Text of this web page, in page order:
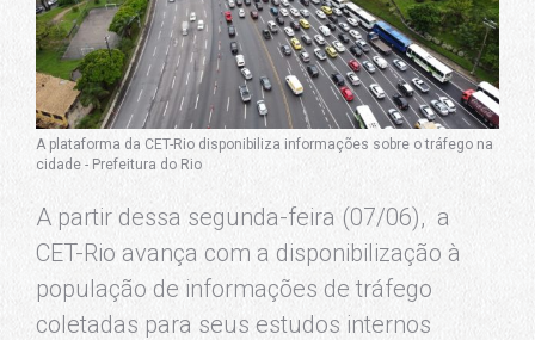
A plataforma da CET-Rio disponibiliza informações sobre o tráfego na
cidade - Prefeitura do Rio
A partir dessa segunda-feira (07/06), a
CET-Rio avança com a disponibilização à
população de informações de tráfego
coletadas para seus estudos internos